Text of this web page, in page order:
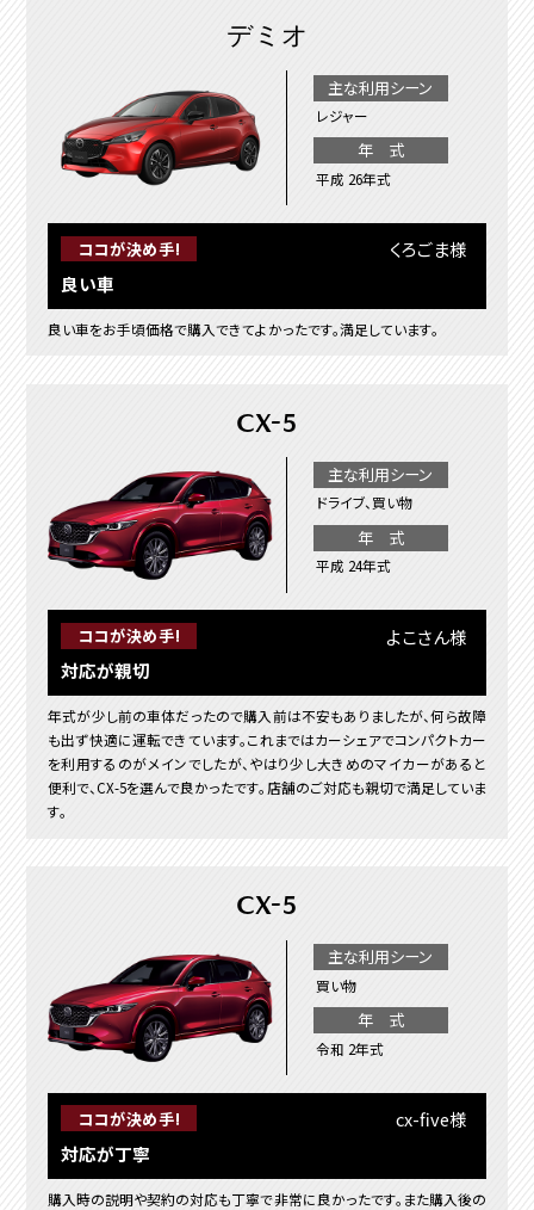
デミオ
主な利用シーン
レジャー
年 式
平成 26年式
ココが決め手!
良い車
くろごま様
良い車をお手頃価格で購入できてよかったです。満足しています。
CX-5
主な利用シーン
ドライブ、買い物
年 式
平成 24年式
ココが決め手!
対応が親切
よこさん様
年式が少し前の車体だったので購入前は不安もありましたが、何ら故障
も出ず快適に運転できています。これまではカーシェアでコンパクトカー
を利用するのがメインでしたが、やはり少し大きめのマイカーがあると
便利で、CX-5を選んで良かったです。店舗のご対応も親切で満足していま
す。
CX-5
主な利用シーン
買い物
年 式
令和 2年式
ココが決め手!
対応が丁寧
cx-five様
購入時の説明や契約の対応も丁寧で非常に良かったです。また購入後の